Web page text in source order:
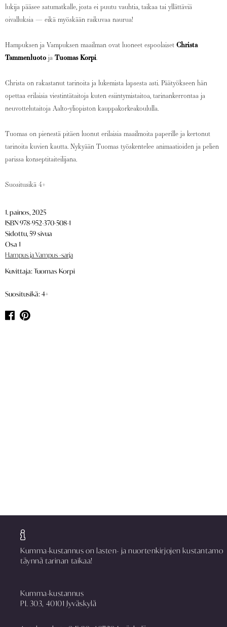
lukija pääsee satumatkalle, josta ei puutu vauhtia, taikaa tai yllättäviä
oivalluksia — eikä myöskään raikuvaa naurua!
Hampuksen ja Vampuksen maailman ovat luoneet espoolaiset Christa
Tammenluoto ja Tuomas Korpi.
Christa on rakastanut tarinoita ja lukemista lapsesta asti. Päätyökseen hän
opettaa erilaisia viestintätaitoja kuten esiintymistaitoa, tarinankerrontaa ja
neuvottelutaitoja Aalto-yliopiston kauppakorkeakoululla.
Tuomas on pienestä pitäen luonut erilaisia maailmoita paperille ja kertonut
tarinoita kuvien kautta. Nykyään Tuomas työskentelee animaatioiden ja pelien
parissa konseptitaiteilijana.
Suositusikä 4+
1. painos, 2025
ISBN 978-952-370-508-1
Sidottu, 59 sivua
Osa 1
Hampus ja Vampus -sarja
Kuvittaja: Tuomas Korpi
Suositusikä: 4+
Kumma-kustannus on lasten- ja nuortenkirjojen kustantamo
täynnä tarinan taikaa!
Kumma-kustannus
PL 303, 40101 Jyväskylä